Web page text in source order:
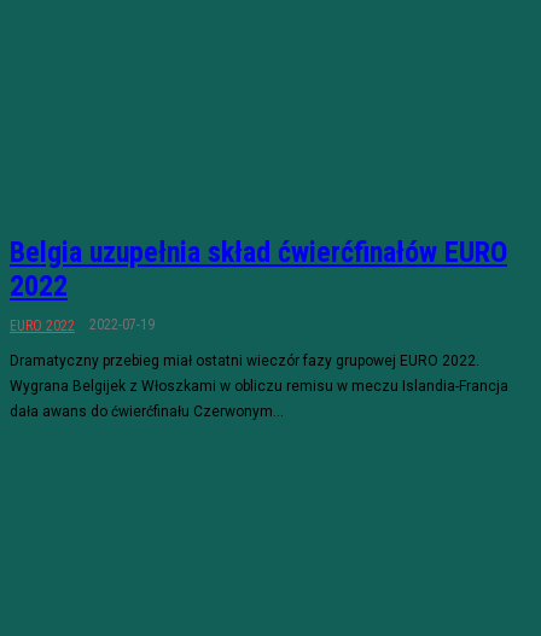
Belgia uzupełnia skład ćwierćfinałów EURO
2022
EURO 2022 2022-07-19
Dramatyczny przebieg miał ostatni wieczór fazy grupowej EURO 2022.
Wygrana Belgijek z Włoszkami w obliczu remisu w meczu Islandia-Francja
dała awans do ćwierćfinału Czerwonym...